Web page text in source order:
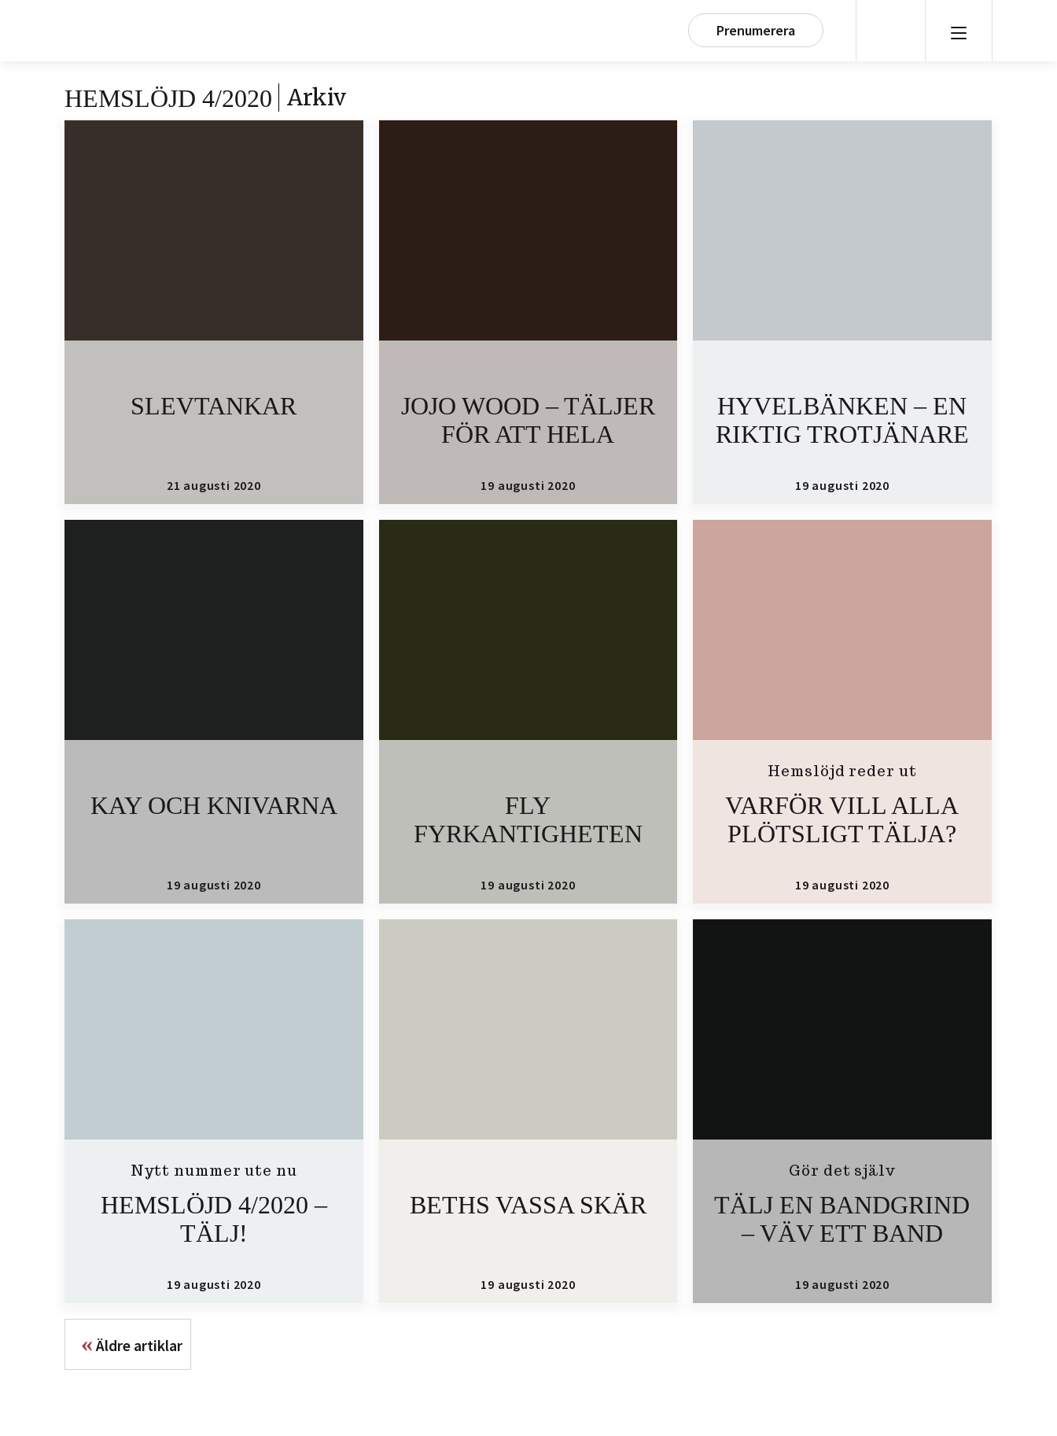
Prenumerera
HEMSLÖJD 4/2020 Arkiv
SLEVTANKAR
21 augusti 2020
JOJO WOOD – TÄLJER
FÖR ATT HELA
19 augusti 2020
HYVELBÄNKEN – EN
RIKTIG TROTJÄNARE
19 augusti 2020
KAY OCH KNIVARNA
19 augusti 2020
FLY
FYRKANTIGHETEN
19 augusti 2020
Hemslöjd reder ut
VARFÖR VILL ALLA
PLÖTSLIGT TÄLJA?
19 augusti 2020
Nytt nummer ute nu
HEMSLÖJD 4/2020 –
TÄLJ!
19 augusti 2020
BETHS VASSA SKÄR
19 augusti 2020
Gör det själv
TÄLJ EN BANDGRIND
– VÄV ETT BAND
19 augusti 2020
«Äldre artiklar